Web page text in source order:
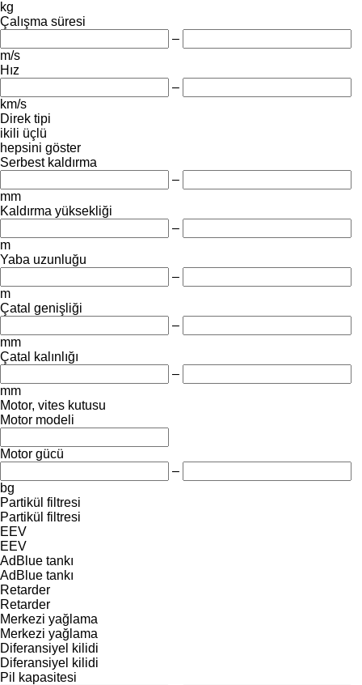
kg
Çalışma süresi
–
m/s
Hız
–
km/s
Direk tipi
ikili üçlü
hepsini göster
Serbest kaldırma
–
mm
Kaldırma yüksekliği
–
m
Yaba uzunluğu
–
m
Çatal genişliği
–
mm
Çatal kalınlığı
–
mm
Motor, vites kutusu
Motor modeli
Motor gücü
–
bg
Partikül filtresi
Partikül filtresi
EEV
EEV
AdBlue tankı
AdBlue tankı
Retarder
Retarder
Merkezi yağlama
Merkezi yağlama
Diferansiyel kilidi
Diferansiyel kilidi
Pil kapasitesi